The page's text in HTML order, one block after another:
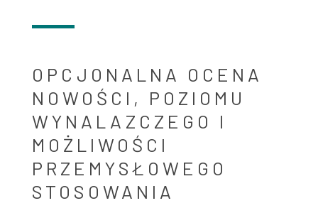
OPCJONALNA OCENA
NOWOŚCI, POZIOMU
WYNALAZCZEGO I
MOŻLIWOŚCI
PRZEMYSŁOWEGO
STOSOWANIA